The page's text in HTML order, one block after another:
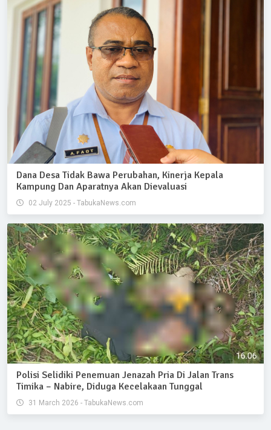
Dana Desa Tidak Bawa Perubahan, Kinerja Kepala
Kampung Dan Aparatnya Akan Dievaluasi
02 July 2025 - TabukaNews.com
Polisi Selidiki Penemuan Jenazah Pria Di Jalan Trans
Timika – Nabire, Diduga Kecelakaan Tunggal
31 March 2026 - TabukaNews.com